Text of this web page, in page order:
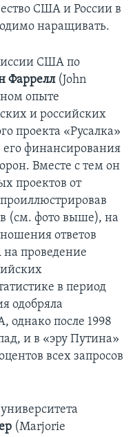
США и России в
наращивать.
США по
Фаррелл(John
опыте
и российских
проекта «Русалка»
его финансирования
Вместе с тем он
проектов от
(см. фото выше), на
ответов
проведение
в период
одобряла
однако после 1998
и в «эру Путина»
всех запросов
(Marjorie